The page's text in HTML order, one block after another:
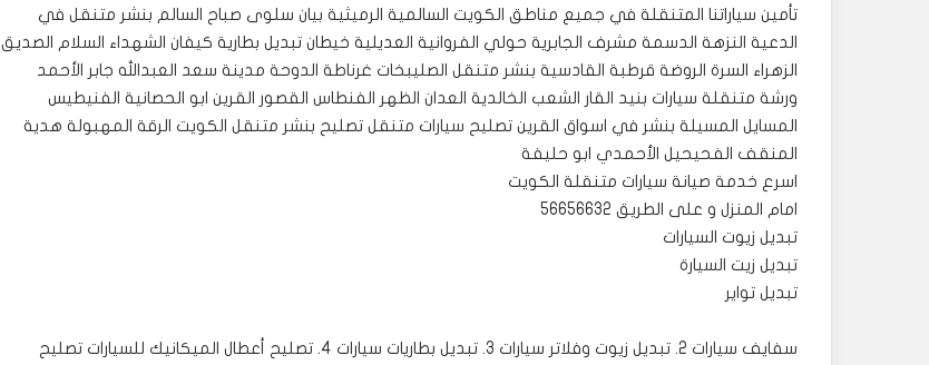
تأمين سياراتنا المتنقلة في جميع مناطق الكويت السالمية الرميثية بيان سلوى صباح السالم بنشر متنقل في
الدعية النزهة الدسمة مشرف الجابرية حولي الفروانية العديلية خيطان تبديل بطارية كيفان الشهداء السلام الصديق
الزهراء السرة الروضة قرطبة القادسية بنشر متنقل الصليبخات غرناطة الدوحة مدينة سعد العبدالله جابر الأحمد
ورشة متنقلة سيارات بنيد القار الشعب الخالدية العدان الظهر الفنطاس القصور القرين ابو الحصانية الفنيطيس
المسايل المسيلة بنشر في اسواق القرين تصليح سيارات متنقل تصليح بنشر متنقل الكويت الرقة المهبولة هدية
المنقف الفحيحيل الأحمدي ابو حليفة
اسرع خدمة صيانة سيارات متنقلة الكويت
امام المنزل و على الطريق 56656632
تبديل زيوت السيارات
تبديل زيت السيارة
تبديل تواير
سفايف سيارات 2. تبديل زيوت وفلاتر سيارات 3. تبديل بطاريات سيارات 4. تصليح أعطال الميكانيك للسيارات ‎تصليح